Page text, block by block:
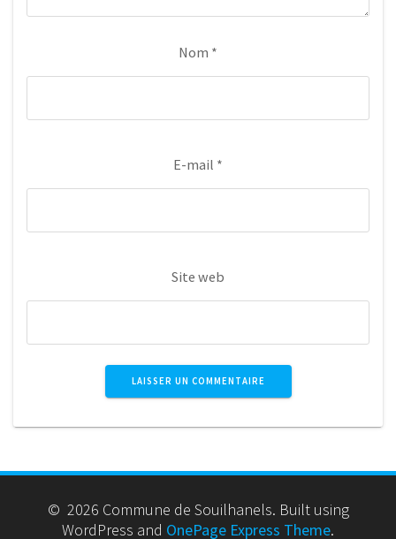
Nom *
E-mail *
Site web
© 2026 Commune de Souilhanels. Built using
WordPress and OnePage Express Theme.